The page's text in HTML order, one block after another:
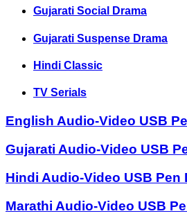
Gujarati Social Drama
Gujarati Suspense Drama
Hindi Classic
TV Serials
English Audio-Video USB
Gujarati Audio-Video USB
Hindi Audio-Video USB Pen
Marathi Audio-Video USB